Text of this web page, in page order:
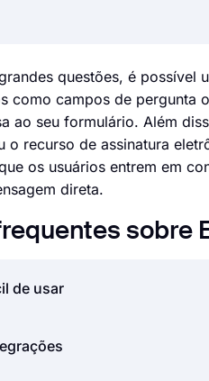
questões, é
como campos de pergunta
ao seu formulário. Além
o recurso de assinatura
os usuários entrem em
direta.
sobre
de usar
online é muito mais fácil